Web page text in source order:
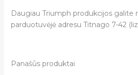
Daugiau Triumph produkcijos galite
parduotuvėjė adresu Titnago 7-42
Panašūs produktai